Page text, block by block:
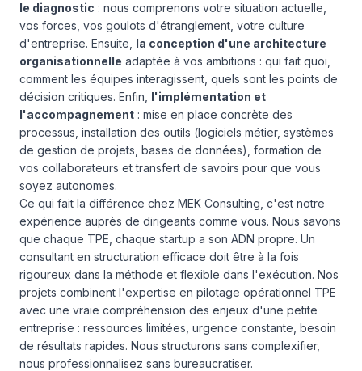
le diagnostic : nous comprenons votre situation actuelle,
vos forces, vos goulots d'étranglement, votre culture
d'entreprise. Ensuite, la conception d'une architecture
organisationnelle adaptée à vos ambitions : qui fait quoi,
comment les équipes interagissent, quels sont les points de
décision critiques. Enfin, l'implémentation et
l'accompagnement : mise en place concrète des
processus, installation des outils (logiciels métier, systèmes
de gestion de projets, bases de données), formation de
vos collaborateurs et transfert de savoirs pour que vous
soyez autonomes.
Ce qui fait la différence chez MEK Consulting, c'est notre
expérience auprès de dirigeants comme vous. Nous savons
que chaque TPE, chaque startup a son ADN propre. Un
consultant en structuration efficace doit être à la fois
rigoureux dans la méthode et flexible dans l'exécution. Nos
projets combinent l'expertise en pilotage opérationnel TPE
avec une vraie compréhension des enjeux d'une petite
entreprise : ressources limitées, urgence constante, besoin
de résultats rapides. Nous structurons sans complexifier,
nous professionnalisez sans bureaucratiser.